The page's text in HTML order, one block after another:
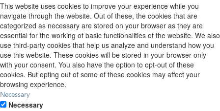
This website uses cookies to improve your experience while you
navigate through the website. Out of these, the cookies that are
categorized as necessary are stored on your browser as they are
essential for the working of basic functionalities of the website. We also
use third-party cookies that help us analyze and understand how you
use this website. These cookies will be stored in your browser only
with your consent. You also have the option to opt-out of these
cookies. But opting out of some of these cookies may affect your
browsing experience.
Necessary
Necessary